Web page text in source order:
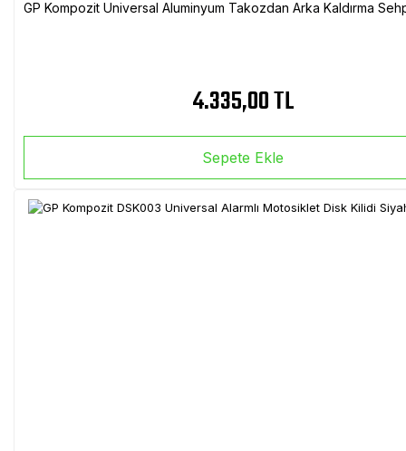
GP Kompozit Universal Aluminyum Takozdan Arka Kaldırma
4.335,00 TL
Sepete Ekle